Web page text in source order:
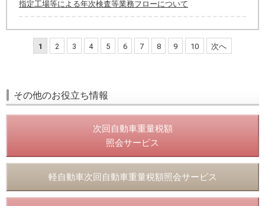
指定工場等による年次検査等業務フローについて
1 2 3 4 5 6 7 8 9 10 次へ
その他のお役立ち情報
次回自動車重量税額
照会サービス
軽自動車次回自動車重量税額照会サービス